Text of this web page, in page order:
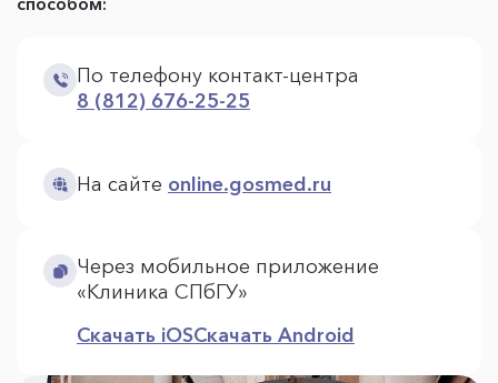
По телефону контакт-центра
8 (812) 676-25-25
На сайте online.gosmed.ru
Через мобильное приложение
«Клиника СПбГУ»
Скачать iOSСкачать Android